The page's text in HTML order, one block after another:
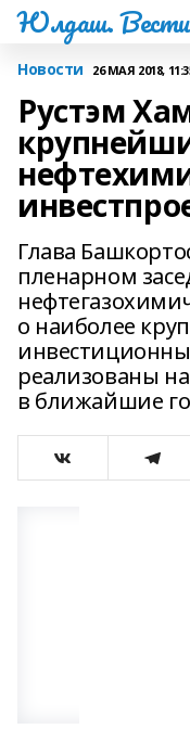
Юлдаш. Вести
Новости 26 МАЯ 2018,
Рустэм
Глава
пленарном
о наиболее
реализованы
в ближайшие